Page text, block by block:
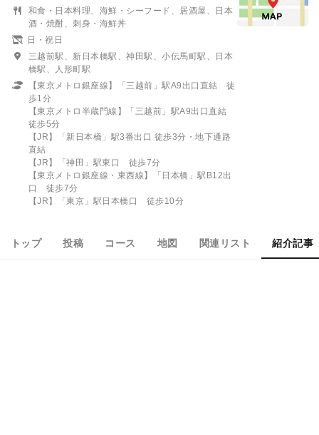
和食・日本料理、海鮮・シーフード、居酒屋、日本
酒・焼酎、刺身・海鮮丼
日・祝日
三越前駅、新日本橋駅、神田駅、小伝馬町駅、日本
橋駅、人形町駅
【東京メトロ銀座線】「三越前」駅A9出口直結 徒
歩1分
【東京メトロ半蔵門線】「三越前」駅A9出口直結
徒歩5分
【JR】「新日本橋」駅3番出口 徒歩3分・地下通路
直結
【JR】「神田」駅東口 徒歩7分
【東京メトロ銀座線・東西線】「日本橋」駅B12出
口 徒歩7分
【JR】「東京」駅日本橋口 徒歩10分
トップ 投稿 コース 地図 関連リスト 紹介記事